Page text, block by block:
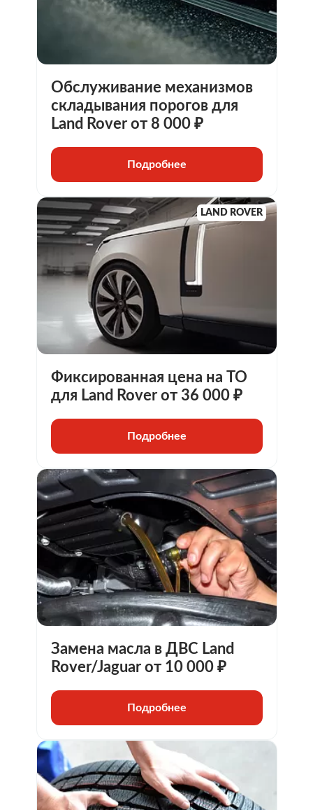
Обслуживание механизмов
складывания порогов для
Land Rover от 8 000 ₽
Подробнее
LAND ROVER
Фиксированная цена на ТО
для Land Rover от 36 000 ₽
Подробнее
Замена масла в ДВС Land
Rover/Jaguar от 10 000 ₽
Подробнее